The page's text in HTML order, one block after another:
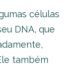
células
DNA, que
também